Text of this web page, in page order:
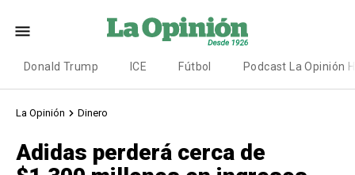
Donald Trump ICE Fútbol Podcast La Opinión
La Opinión Dinero
Adidas perderá cerca de